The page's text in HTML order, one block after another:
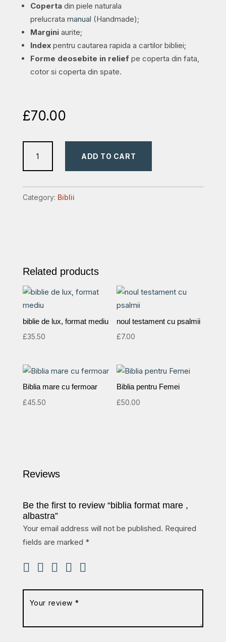
Copertadin piele naturala
prelucrata manual (Handmade);
Marginiaurite;
Indexpentru cautarea rapida a cartilor bibliei;
Forme deosebite in relief pe coperta din fata,
cotor si coperta din spate.
£70.00
format
,
albastra
ADD TO CART
Category: Biblii
Related products
biblie de lux, format mediu
£35.50
noul testament cu psalmii
£7.00
Biblia mare cu fermoar
£45.50
Biblia pentru Femei
£50.00
Reviews
Be the first to review “biblia format mare ,
albastra”
Your email address will not be published. Required
fields are marked *